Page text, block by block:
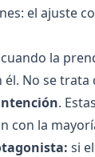
el ajuste
la
No se trata
.
con la
si